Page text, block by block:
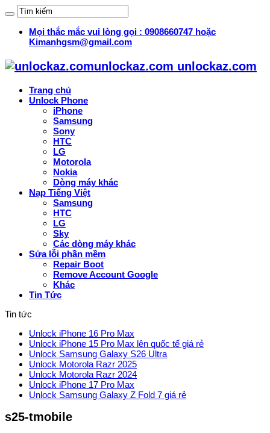
Mọi thắc mắc vui lòng gọi : 0908660747 hoặc
Kimanhgsm@gmail.com
unlockaz.com unlockaz.com
Trang chủ
Unlock Phone
iPhone
Samsung
Sony
HTC
LG
Motorola
Nokia
Dòng máy khác
Nạp Tiếng Việt
Samsung
HTC
LG
Sky
Các dòng máy khác
Sửa lỗi phần mềm
Repair Boot
Remove Account Google
Khác
Tin Tức
Tin tức
Unlock iPhone 16 Pro Max
Unlock iPhone 15 Pro Max lên quốc tế giá rẻ
Unlock Samsung Galaxy S26 Ultra
Unlock Motorola Razr 2025
Unlock Motorola Razr 2024
Unlock iPhone 17 Pro Max
Unlock Samsung Galaxy Z Fold 7 giá rẻ
s25-tmobile